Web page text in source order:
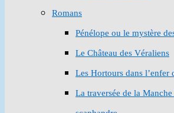
Romans
Pénélope ou le mystère
Le Château des Véraliens
Les Hortours dans l’enfer
La traversée de la